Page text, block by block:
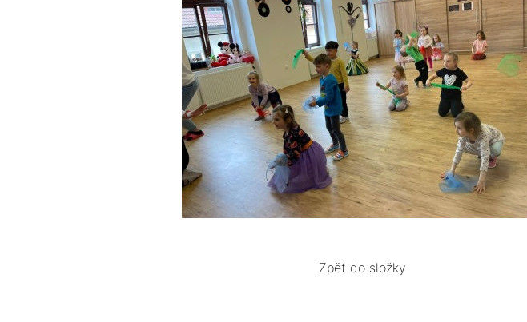
Zpět do složky